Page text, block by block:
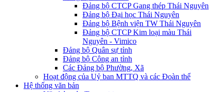
Đảng bộ CTCP Gang thép Thái Nguyên
Đảng bộ Đại học Thái Nguyên
Đảng bộ Bệnh viện TW Thái Nguyên
Đảng bộ CTCP Kim loại màu Thái
Nguyên - Vimico
Đảng bộ Quân sự tỉnh
Đảng bộ Công an tỉnh
Các Đảng bộ Phường, Xã
Hoạt động của Uỷ ban MTTQ và các Đoàn thể
Hệ thống văn bản